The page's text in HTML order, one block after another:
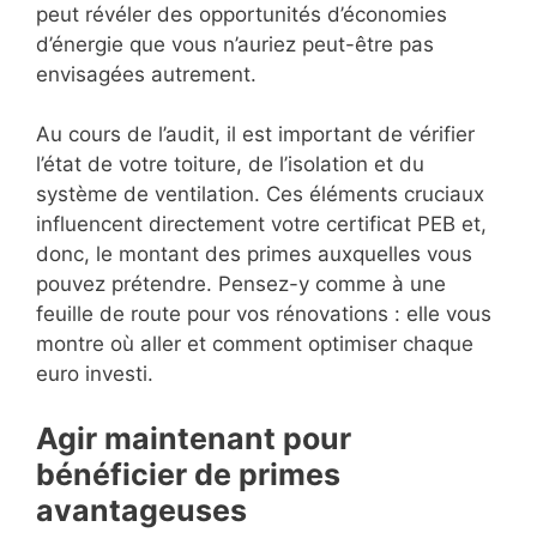
peut révéler des opportunités d’économies
d’énergie que vous n’auriez peut-être pas
envisagées autrement.
Au cours de l’audit, il est important de vérifier
l’état de votre toiture, de l’isolation et du
système de ventilation. Ces éléments cruciaux
influencent directement votre certificat PEB et,
donc, le montant des primes auxquelles vous
pouvez prétendre. Pensez-y comme à une
feuille de route pour vos rénovations : elle vous
montre où aller et comment optimiser chaque
euro investi.
Agir maintenant pour
bénéficier de primes
avantageuses